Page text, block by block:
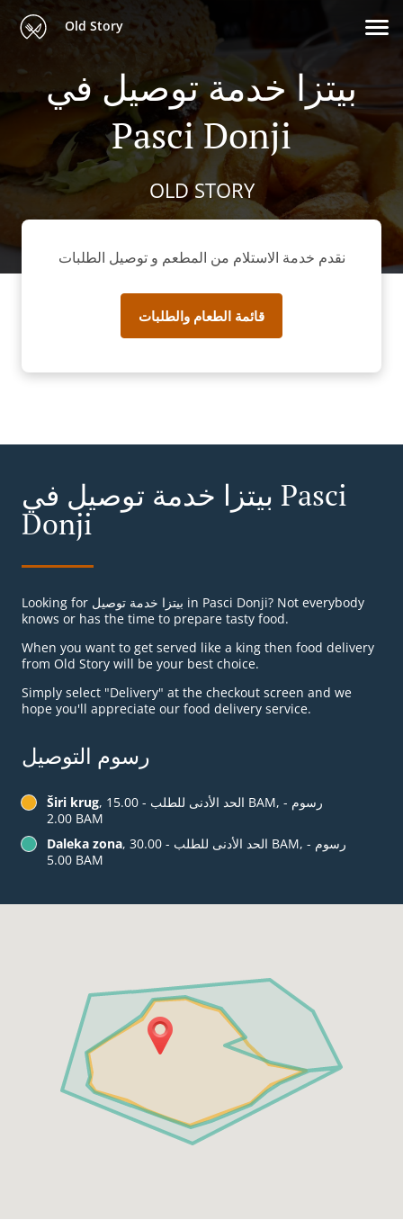
Old Story
بيتزا خدمة توصيل في
Pasci Donji
OLD STORY
نقدم خدمة الاستلام من المطعم و توصيل الطلبات
قائمة الطعام والطلبات
بيتزا خدمة توصيل في Pasci
Donji
Looking for بيتزا خدمة توصيل in Pasci Donji? Not everybody
knows or has the time to prepare tasty food.
When you want to get served like a king then food delivery
from Old Story will be your best choice.
Simply select "Delivery" at the checkout screen and we
hope you'll appreciate our food delivery service.
رسوم التوصيل
Širi krug, الحد الأدنى للطلب - ‏15.00 BAM, رسوم -
‏2.00 BAM
Daleka zona, الحد الأدنى للطلب - ‏30.00 BAM, رسوم -
‏5.00 BAM